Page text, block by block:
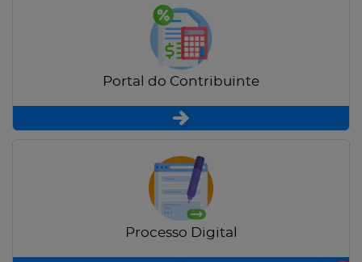
Portal do Contribuinte
Processo Digital